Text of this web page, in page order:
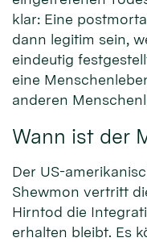
klar: Eine
dann legitim sein,
eindeutig
eine
anderen
Wann ist der
Der US-
Shewmon vertritt
Hirntod die
erhalten bleibt. Es